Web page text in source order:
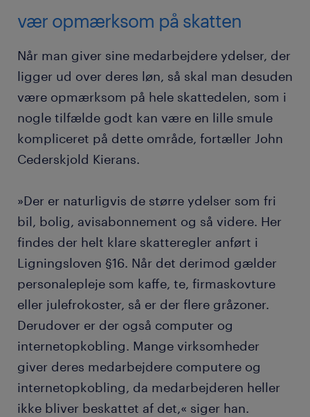
vær opmærksom på skatten
Når man giver sine medarbejdere ydelser, der
ligger ud over deres løn, så skal man desuden
være opmærksom på hele skattedelen, som i
nogle tilfælde godt kan være en lille smule
kompliceret på dette område, fortæller John
Cederskjold Kierans.
»Der er naturligvis de større ydelser som fri
bil, bolig, avisabonnement og så videre. Her
findes der helt klare skatteregler anført i
Ligningsloven §16. Når det derimod gælder
personalepleje som kaffe, te, firmaskovture
eller julefrokoster, så er der flere gråzoner.
Derudover er der også computer og
internetopkobling. Mange virksomheder
giver deres medarbejdere computere og
internetopkobling, da medarbejderen heller
ikke bliver beskattet af det,« siger han.